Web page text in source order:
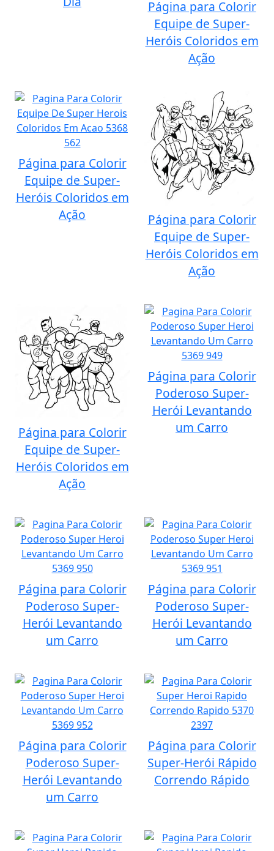
Página para Colorir
Equipe de Super-
Heróis Coloridos em
Ação
Página para Colorir
Equipe de Super-
Heróis Coloridos em
Ação
Página para Colorir
Equipe de Super-
Heróis Coloridos em
Ação
Página para Colorir
Equipe de Super-
Heróis Coloridos em
Ação
Página para Colorir
Poderoso Super-
Herói Levantando
um Carro
Página para Colorir
Poderoso Super-
Herói Levantando
um Carro
Página para Colorir
Poderoso Super-
Herói Levantando
um Carro
Página para Colorir
Poderoso Super-
Herói Levantando
um Carro
Página para Colorir
Super-Herói Rápido
Correndo Rápido